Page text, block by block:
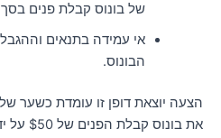
של בונוס קבלת פנים בסך $50.
אי עמידה בתנאים
הבונוס.
יוצאת דופן זו עומדת כשער שלך